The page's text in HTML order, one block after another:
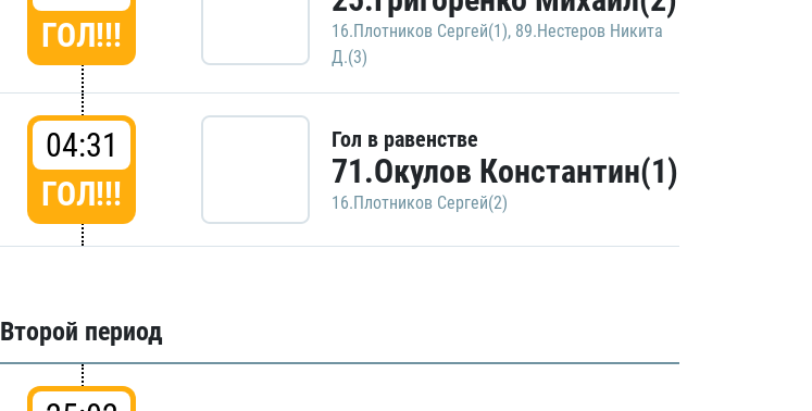
ГОЛ!!!
16.Плотников Сергей(1), 89.Нестеров Никита
Д.(3)
04:31
ГОЛ!!!
Гол в равенстве
71.Окулов Константин(1)
16.Плотников Сергей(2)
Второй период